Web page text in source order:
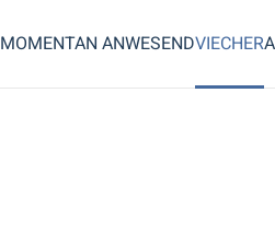
MOMENTAN ANWESENDVIECHER